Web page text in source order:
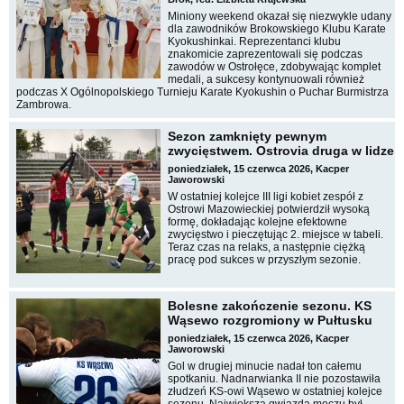
Miniony weekend okazał się niezwykle udany
dla zawodników Brokowskiego Klubu Karate
Kyokushinkai. Reprezentanci klubu
znakomicie zaprezentowali się podczas
zawodów w Ostrołęce, zdobywając komplet
medali, a sukcesy kontynuowali również
podczas X Ogólnopolskiego Turnieju Karate Kyokushin o Puchar Burmistrza
Zambrowa.
Sezon zamknięty pewnym
zwycięstwem. Ostrovia druga w lidze
poniedziałek, 15 czerwca 2026, Kacper
Jaworowski
W ostatniej kolejce III ligi kobiet zespół z
Ostrowi Mazowieckiej potwierdził wysoką
formę, dokładając kolejne efektowne
zwycięstwo i pieczętując 2. miejsce w tabeli.
Teraz czas na relaks, a następnie ciężką
pracę pod sukces w przyszłym sezonie.
Bolesne zakończenie sezonu. KS
Wąsewo rozgromiony w Pułtusku
poniedziałek, 15 czerwca 2026, Kacper
Jaworowski
Gol w drugiej minucie nadał ton całemu
spotkaniu. Nadnarwianka II nie pozostawiła
złudzeń KS-owi Wąsewo w ostatniej kolejce